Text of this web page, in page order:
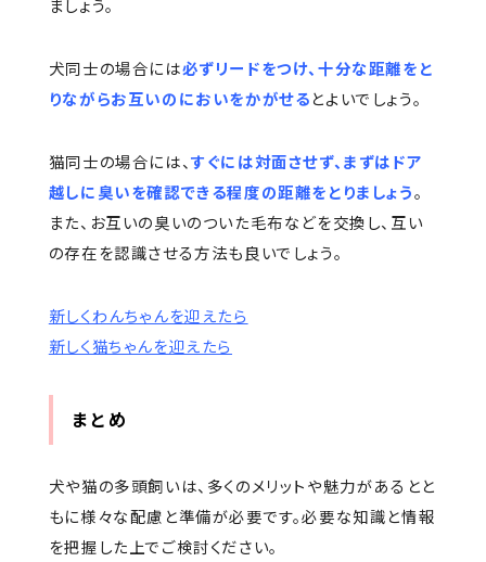
ましょう。
犬同士の場合には必ずリードをつけ、十分な距離をと
りながらお互いのにおいをかがせる とよいでしょう。
猫同士の場合には、すぐには対面させず、まずはドア
越しに臭いを確認できる程度の距離をとりましょう。
また、お互いの臭いのついた毛布などを交換し、互い
の存在を認識させる方法も良いでしょう。
新しくわんちゃんを迎えたら
新しく猫ちゃんを迎えたら
まとめ
犬や猫の多頭飼いは、多くのメリットや魅力があるとと
もに様々な配慮と準備が必要です。必要な知識と情報
を把握した上でご検討ください。